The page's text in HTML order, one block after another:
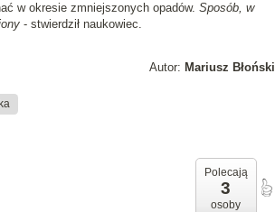
w okresie zmniejszonych opadów. Sposób, w
- stwierdził naukowiec.
Autor: Mariusz Błoński
Polecają
3
osoby